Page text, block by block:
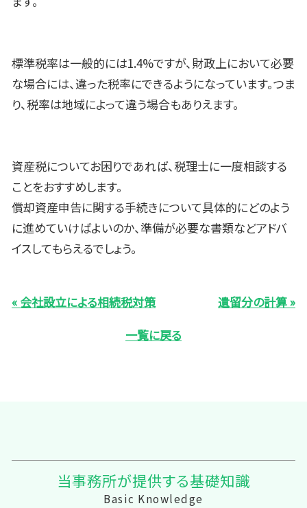
標準税率は一般的には1.4%ですが、財政上において必要
な場合には、違った税率にできるようになっています。つま
り、税率は地域によって違う場合もありえます。
資産税についてお困りであれば、税理士に一度相談する
ことをおすすめします。
償却資産申告に関する手続きについて具体的にどのよう
に進めていけばよいのか、準備が必要な書類などアドバ
イスしてもらえるでしょう。
« 会社設立による相続税対策
遺留分の計算 »
一覧に戻る
当事務所が提供する基礎知識
Basic Knowledge